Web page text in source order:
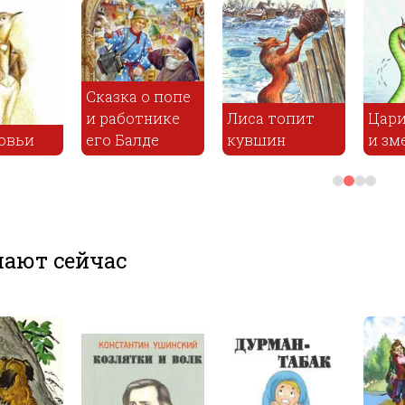
Слон и Моська
Повесть о том,
как один
мужик двух
генералов
прокормил
сейчас